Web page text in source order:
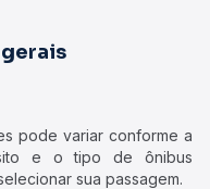
pode variar conforme a
e o tipo de ônibus
sua passagem.